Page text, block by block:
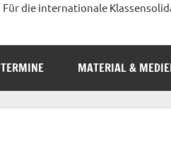
Für die internationale
TERMINE MATERIAL &